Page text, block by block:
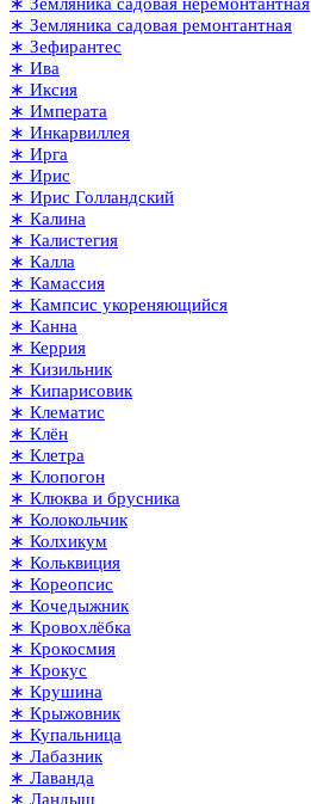
∗ Земляника садовая ремонтантная
∗ Зефирантес
∗ Ива
∗ Иксия
∗ Императа
∗ Инкарвиллея
∗ Ирга
∗ Ирис
∗ Ирис Голландский
∗ Калина
∗ Калистегия
∗ Калла
∗ Камассия
∗ Кампсис укореняющийся
∗ Канна
∗ Керрия
∗ Кизильник
∗ Кипарисовик
∗ Клематис
∗ Клён
∗ Клетра
∗ Клопогон
∗ Клюква и брусника
∗ Колокольчик
∗ Колхикум
∗ Кольквиция
∗ Кореопсис
∗ Кочедыжник
∗ Кровохлёбка
∗ Крокосмия
∗ Крокус
∗ Крушина
∗ Крыжовник
∗ Купальница
∗ Лабазник
∗ Лаванда
∗ Ландыш